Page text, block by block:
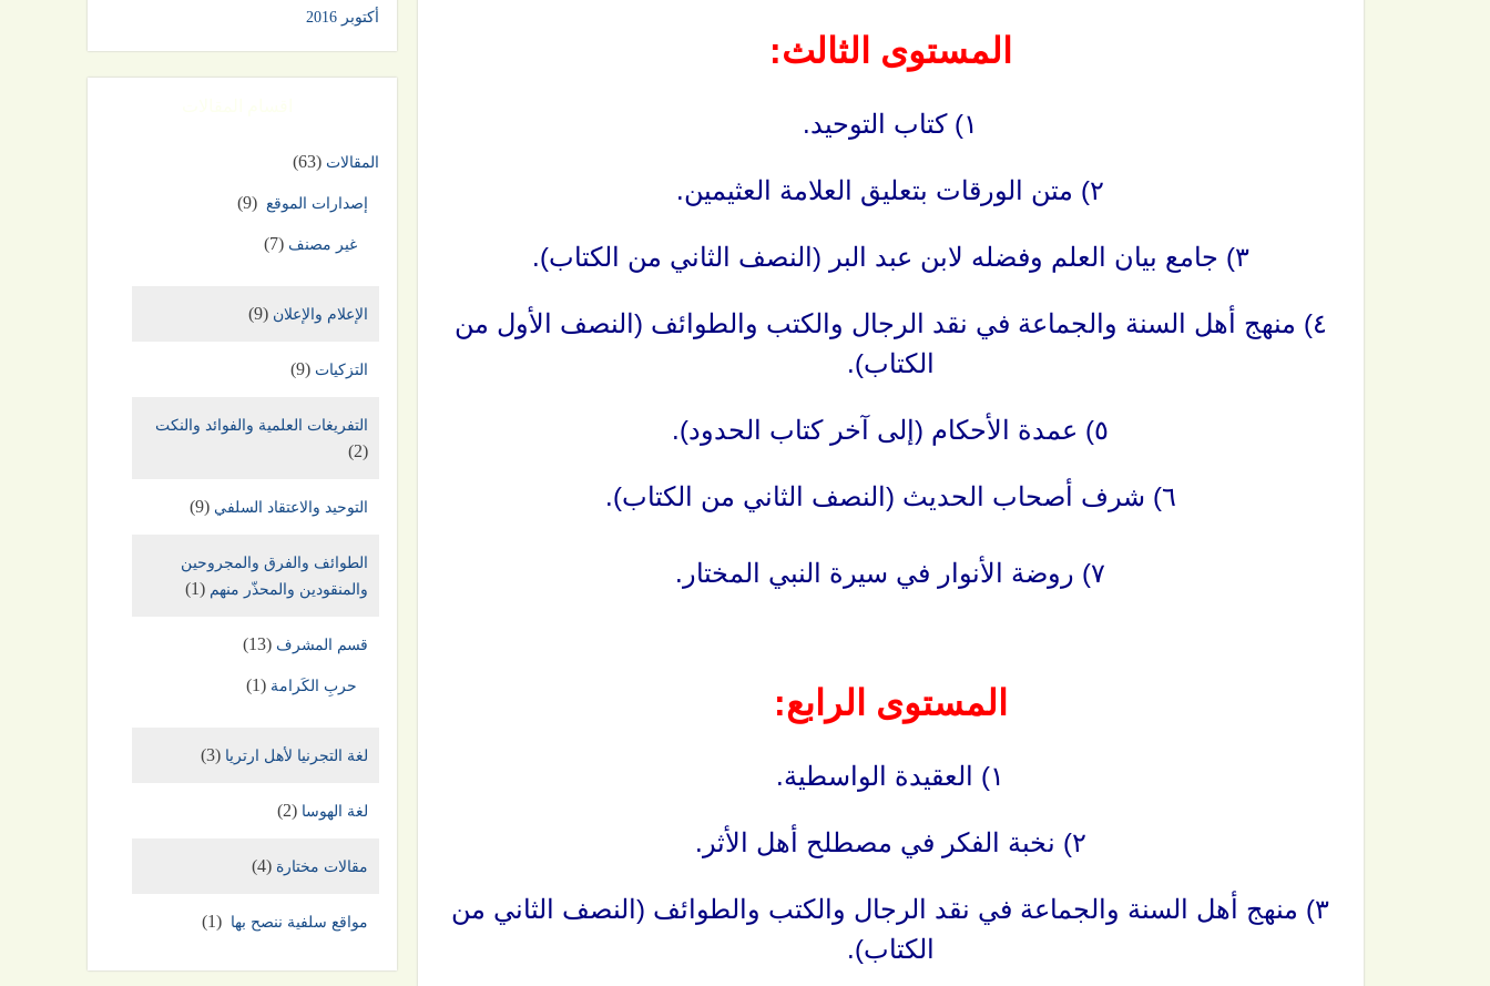
المستوى الثالث:
١) كتاب التوحيد.
٢) متن الورقات بتعليق العلامة العثيمين.
٣) جامع بيان العلم وفضله لابن عبد البر (النصف الثاني من الكتاب).
٤) منهج أهل السنة والجماعة في نقد الرجال والكتب والطوائف (النصف الأول من
الكتاب).
٥) عمدة الأحكام (إلى آخر كتاب الحدود).
٦) شرف أصحاب الحديث (النصف الثاني من الكتاب).
٧) روضة الأنوار في سيرة النبي المختار.
المستوى الرابع:
١) العقيدة الواسطية.
٢) نخبة الفكر في مصطلح أهل الأثر.
٣) منهج أهل السنة والجماعة في نقد الرجال والكتب والطوائف (النصف الثاني من
الكتاب).
أكتوبر 2016
المقالات (63)
إصدارات الموقع (9)
غير مصنف (7)
الإعلام والإعلان (9)
التزكيات (9)
التفريغات العلمية والفوائد والنكت
(2)
التوحيد والاعتقاد السلفي (9)
الطوائف والفرق والمجروحين
والمنقودين والمحذّر منهم (1)
قسم المشرف (13)
حربِ الكَرامة (1)
لغة التجرنيا لأهل ارتريا (3)
لغة الهوسا (2)
مقالات مختارة (4)
مواقع سلفية ننصح بها (1)